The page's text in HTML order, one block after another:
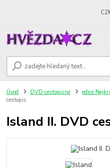
Úvod DVD cestopisné edice
cestopis
Island II. DVD